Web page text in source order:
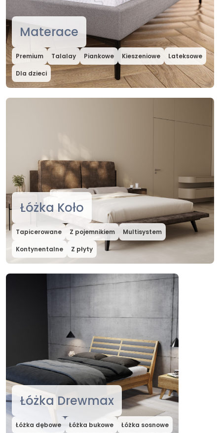
Materace
Premium Talalay Piankowe Kieszeniowe Lateksowe
Dla dzieci
Łóżka Koło
Tapicerowane Z pojemnikiem Multisystem
Kontynentalne Z płyty
Łóżka Drewmax
Łóżka dębowe Łóżka bukowe Łóżka sosnowe